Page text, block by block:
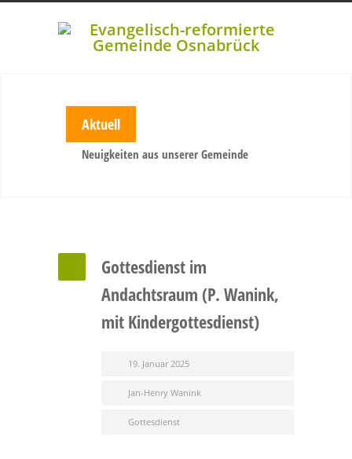
Aktuell
Neuigkeiten aus unserer Gemeinde
Gottesdienst im
Andachtsraum (P. Wanink,
mit Kindergottesdienst)
19. Januar 2025
Jan-Henry Wanink
Gottesdienst